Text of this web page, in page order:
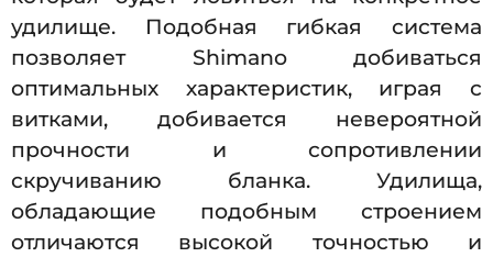
удилище. Подобная гибкая система
позволяет Shimano добиваться
оптимальных характеристик, играя с
витками, добивается невероятной
прочности и сопротивлении
скручиванию бланка. Удилища,
обладающие подобным строением
отличаются высокой точностью и